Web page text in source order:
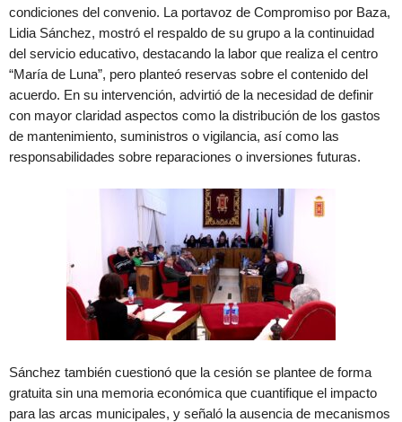
condiciones del convenio. La portavoz de Compromiso por Baza,
Lidia Sánchez, mostró el respaldo de su grupo a la continuidad
del servicio educativo, destacando la labor que realiza el centro
“María de Luna”, pero planteó reservas sobre el contenido del
acuerdo. En su intervención, advirtió de la necesidad de definir
con mayor claridad aspectos como la distribución de los gastos
de mantenimiento, suministros o vigilancia, así como las
responsabilidades sobre reparaciones o inversiones futuras.
Sánchez también cuestionó que la cesión se plantee de forma
gratuita sin una memoria económica que cuantifique el impacto
para las arcas municipales, y señaló la ausencia de mecanismos